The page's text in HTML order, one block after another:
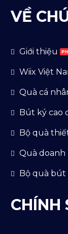
VỀ
Giới thiệu
Wiix Việt
Quà cá
Bút ký cao
Bộ quà
Quà doanh
Bộ quà bút
CHÍNH